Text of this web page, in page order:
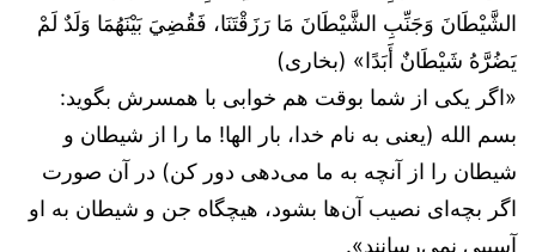
الشَّيْطَانَ وَجَنِّبِ الشَّيْطَانَ مَا رَزَقْتَنَا، فَقُضِيَ بَيْنَهُمَا وَلَدٌ لَمْ
يَضُرَّهُ شَيْطَانٌ أَبَدًا» (بخاری)
«اگر یکی از شما بوقت هم خوابی با همسرش بگوید:
بسم الله (یعنی به نام خدا، بار الها! ما را از شیطان و
شیطان را از آنچه به ما می‌دهی دور کن) در آن صورت
اگر بچه‌ای نصیب آن‌ها بشود، هیچگاه جن و شیطان به او
آسیبی نمی‌رسانند».